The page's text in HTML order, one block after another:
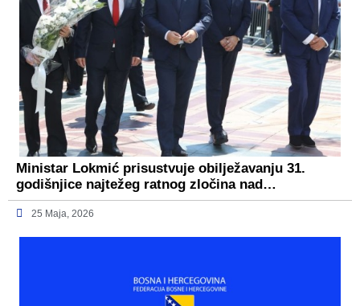
Ministar Lokmić prisustvuje obilježavanju 31.
godišnjice najtežeg ratnog zločina nad…
25 Maja, 2026